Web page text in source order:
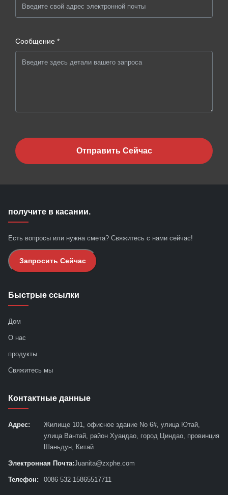
Сообщение *
Отправить Сейчас
получите в касании.
Есть вопросы или нужна смета? Свяжитесь с нами сейчас!
Запросить Сейчас
Быстрые ссылки
Дом
О нас
продукты
Свяжитесь мы
Контактные данные
Адрес:
Жилище 101, офисное здание No 6#, улица Ютай,
улица Вантай, район Хуандао, город Циндао, провинция
Шаньдун, Китай
Электронная Почта:Juanita@zxphe.com
Телефон: 0086-532-15865517711